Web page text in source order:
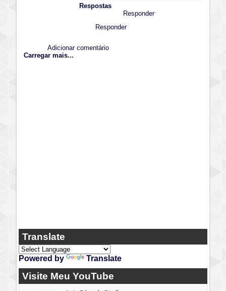
Respostas
Responder
Responder
Adicionar comentário
Carregar mais...
Translate
Powered by Translate
Visite Meu YouTube